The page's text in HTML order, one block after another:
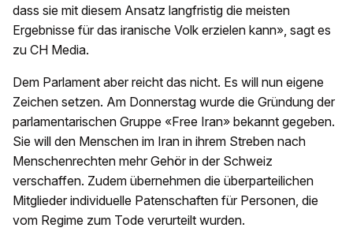
dass sie mit diesem Ansatz langfristig die meisten
Ergebnisse für das iranische Volk erzielen kann», sagt es
zu CH Media.
Dem Parlament aber reicht das nicht. Es will nun eigene
Zeichen setzen. Am Donnerstag wurde die Gründung der
parlamentarischen Gruppe «Free Iran» bekannt gegeben.
Sie will den Menschen im Iran in ihrem Streben nach
Menschenrechten mehr Gehör in der Schweiz
verschaffen. Zudem übernehmen die überparteilichen
Mitglieder individuelle Patenschaften für Personen, die
vom Regime zum Tode verurteilt wurden.